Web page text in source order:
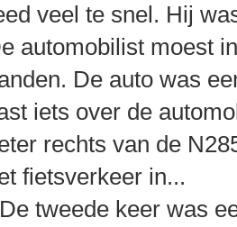
veel te snel. Hij
automobilist moest
De auto was
iets over de
rechts van de
fietsverkeer in...
tweede keer was